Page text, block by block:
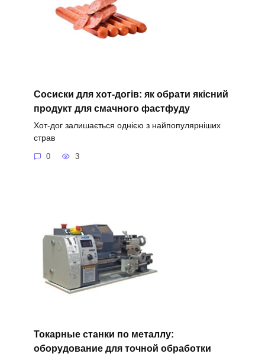
Сосиски для хот-догів: як обрати якісний
продукт для смачного фастфуду
Хот-дог залишається однією з найпопулярніших
страв
0 3
Токарные станки по металлу:
оборудование для точной обработки